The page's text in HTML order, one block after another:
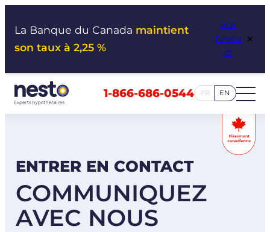
La Banque du Canada maintient
son taux à 2,25 %
Voir
l’impa
ct
×
1-866-686-0544 FR EN
ENTRER EN CONTACT
COMMUNIQUEZ
AVEC NOUS